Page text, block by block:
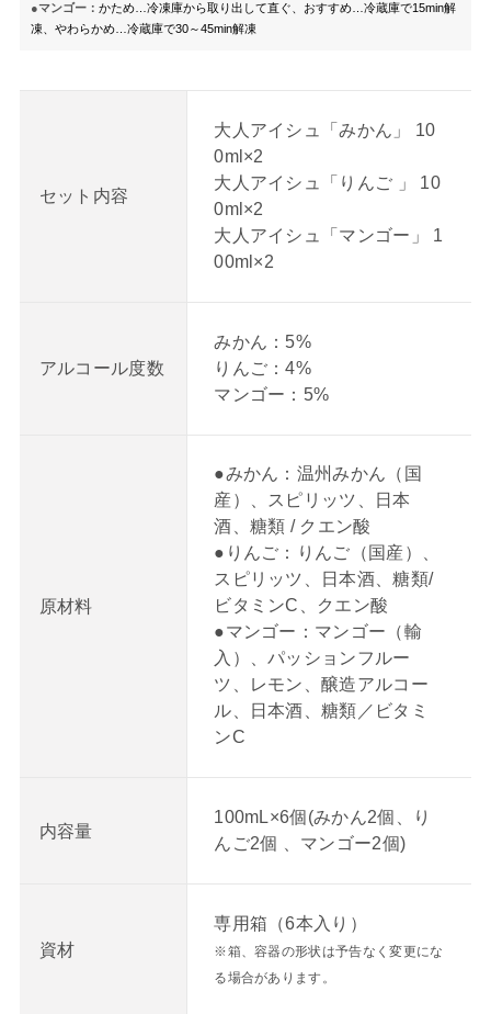
●マンゴー： かため…冷凍庫から取り出して直ぐ、おすすめ…冷蔵庫で15min解
凍、やわらかめ…冷蔵庫で30～45min解凍
セット内容
大人アイシュ「みかん」 10
0ml×2
大人アイシュ「りんご 」 10
0ml×2
大人アイシュ「マンゴー」 1
00ml×2
アルコール度数
みかん：5%
りんご：4%
マンゴー：5%
原材料
●みかん：温州みかん（国
産）、スピリッツ、日本
酒、糖類 / クエン酸
●りんご：りんご（国産）、
スピリッツ、日本酒、糖類/
ビタミンC、クエン酸
●マンゴー：マンゴー（輸
入）、パッションフルー
ツ、レモン、醸造アルコー
ル、日本酒、糖類／ビタミ
ンC
内容量
100mL×6個(みかん2個、り
んご2個 、マンゴー2個)
資材
専用箱（6本入り）
※箱、容器の形状は予告なく変更にな
る場合があります。